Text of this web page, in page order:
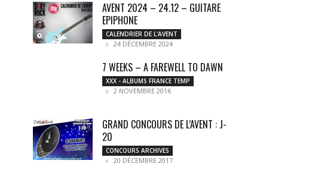
AVENT 2024 – 24.12 – GUITARE
EPIPHONE
CALENDRIER DE L'AVENT
24 DÉCEMBRE 2024
7 WEEKS – A FAREWELL TO DAWN
XXX - ALBUMS FRANCE TEMP
2 NOVEMBRE 2016
GRAND CONCOURS DE L’AVENT : J-
20
CONCOURS ARCHIVES
20 DÉCEMBRE 2017